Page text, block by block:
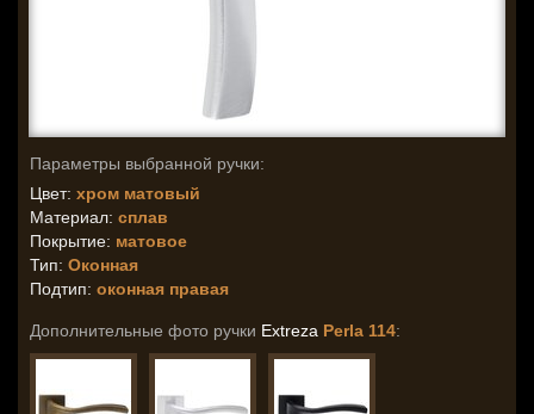
Параметры выбранной ручки:
Цвет: хром матовый
Материал: сплав
Покрытие: матовое
Тип: Оконная
Подтип: оконная правая
Дополнительные фото ручки Extreza Perla 114: